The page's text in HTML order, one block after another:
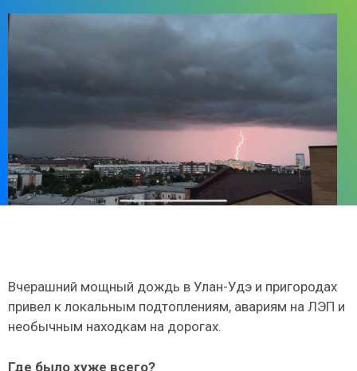
Вчерашний мощный дождь в Улан-Удэ и пригородах
привел к локальным подтоплениям, авариям на ЛЭП и
необычным находкам на дорогах.
Где было хуже всего?